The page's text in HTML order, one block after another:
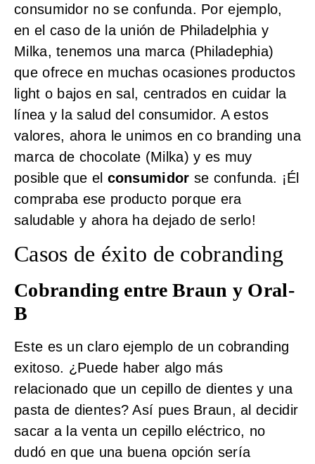
consumidor no se confunda. Por ejemplo,
en el caso de la unión de Philadelphia y
Milka, tenemos una marca (Philadephia)
que ofrece en muchas ocasiones productos
light o bajos en sal, centrados en cuidar la
línea y la salud del consumidor. A estos
valores, ahora le unimos en co branding una
marca de chocolate (Milka) y es muy
posible que el consumidor se confunda. ¡Él
compraba ese producto porque era
saludable y ahora ha dejado de serlo!
Casos de éxito de cobranding
Cobranding entre Braun y Oral-
B
Este es un claro ejemplo de un cobranding
exitoso. ¿Puede haber algo más
relacionado que un cepillo de dientes y una
pasta de dientes? Así pues Braun, al decidir
sacar a la venta un cepillo eléctrico, no
dudó en que una buena opción sería